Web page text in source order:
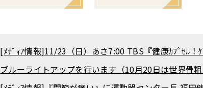
[ﾒﾃﾞｨｱ情報]11/23（日）あさ7:00 TBS『健康ｶﾌﾟｾﾙ
ブルーライトアップを行います（10月20日は世界骨